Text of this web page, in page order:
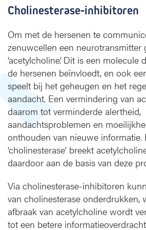
i
h
i
i
t
o
r
e
n
e
n
m
e
a
n
t
i
Cholinesterase-inhibitoren
Om met de hersenen te
zenuwcellen een neurotransmitter
‘acetylcholine’. Dit is een
de hersenen beïnvloedt, en ook
speelt bij het geheugen en het
aandacht. Een vermindering van
daarom tot verminderde alertheid,
aandachtsproblemen en
onthouden van nieuwe informatie.
‘cholinesterase’ breekt
daardoor aan de basis van deze
Via cholinesterase-inhibitoren
van cholinesterase onderdrukken,
afbraak van acetylcholine wordt
tot een betere